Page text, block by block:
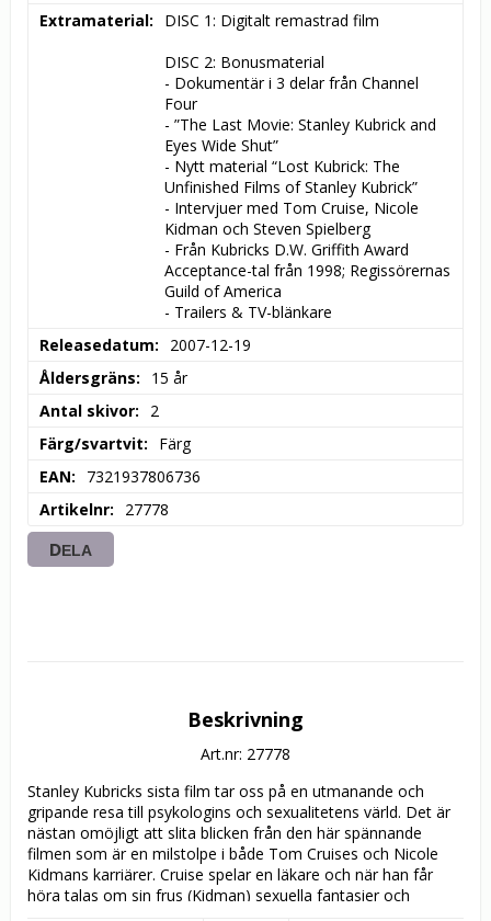
Extramaterial
DISC 1: Digitalt remastrad film
DISC 2: Bonusmaterial
- Dokumentär i 3 delar från Channel
Four
- ”The Last Movie: Stanley Kubrick and
Eyes Wide Shut”
- Nytt material “Lost Kubrick: The
Unfinished Films of Stanley Kubrick”
- Intervjuer med Tom Cruise, Nicole
Kidman och Steven Spielberg
- Från Kubricks D.W. Griffith Award
Acceptance-tal från 1998; Regissörernas
Guild of America
- Trailers & TV-blänkare
Releasedatum
2007-12-19
Åldersgräns
15 år
Antal skivor
2
Färg/svartvit
Färg
EAN
7321937806736
Artikelnr
27778
DELA
Beskrivning
Art.nr: 27778
Stanley Kubricks sista film tar oss på en utmanande och
gripande resa till psykologins och sexualitetens värld. Det är
nästan omöjligt att slita blicken från den här spännande
filmen som är en milstolpe i både Tom Cruises och Nicole
Kidmans karriärer. Cruise spelar en läkare och när han får
höra talas om sin frus (Kidman) sexuella fantasier och